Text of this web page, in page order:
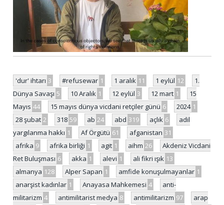
'dur' ihtarı 3 #refusewar 1 1 aralık 11 1 eylül 12
1.
Dünya Savaşı 5 10 Aralık 1 12 eylül 3 12 mart 1
15
Mayıs 44 15 mayıs dünya vicdani retçiler günü 6 2024 1
28 şubat 2 318 59 ab 24 abd 319 açlık 6
adil
yargılanma hakkı 1 Af Örgütü 61 afganistan 31
afrika 9 afrika birliği 1 agit 1 aihm 26
Akdeniz Vicdani
Ret Buluşması 6 akka 1 alevi 1 ali fikri ışık 13
almanya 128 Alper Sapan 1 amfide konuşulmayanlar 1
anarşist kadınlar 1 Anayasa Mahkemesi 4
anti-
militarizm 4 antimilitarist medya 8 antimilitarizm 97
arap